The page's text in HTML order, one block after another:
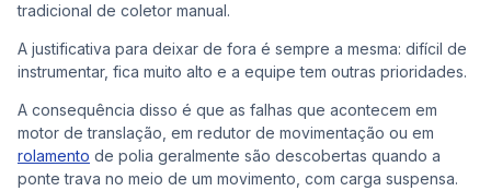
tradicional de coletor manual.
A justificativa para deixar de fora é sempre a mesma: difícil de
instrumentar, fica muito alto e a equipe tem outras prioridades.
A consequência disso é que as falhas que acontecem em
motor de translação, em redutor de movimentação ou em
rolamento de polia geralmente são descobertas quando a
ponte trava no meio de um movimento, com carga suspensa.